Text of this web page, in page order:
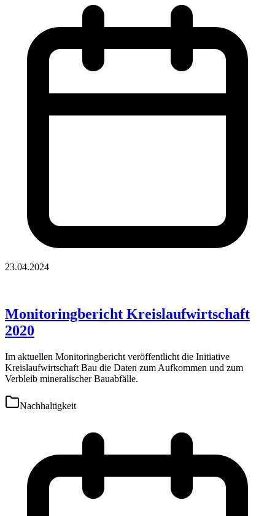
23.04.2024
Monitoringbericht Kreislaufwirtschaft
2020
Im aktuellen Monitoringbericht veröffentlicht die Initiative
Kreislaufwirtschaft Bau die Daten zum Aufkommen und zum
Verbleib mineralischer Bauabfälle.
Nachhaltigkeit